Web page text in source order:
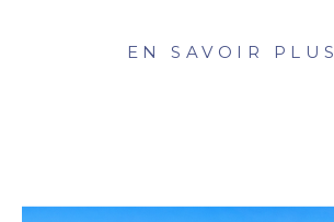
EN SAVOIR PLUS